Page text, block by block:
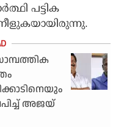
പട്ടിക
അജയ്